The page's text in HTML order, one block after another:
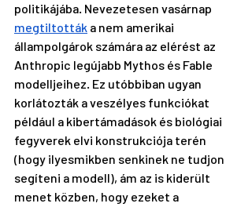
politikájába. Nevezetesen vasárnap
megtiltották a nem amerikai
állampolgárok számára az elérést az
Anthropic legújabb Mythos és Fable
modelljeihez. Ez utóbbiban ugyan
korlátozták a veszélyes funkciókat
például a kibertámadások és biológiai
fegyverek elvi konstrukciója terén
(hogy ilyesmikben senkinek ne tudjon
segíteni a modell), ám az is kiderült
menet közben, hogy ezeket a